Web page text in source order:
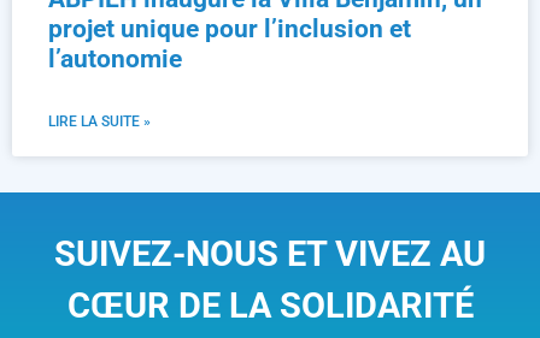
projet unique pour l’inclusion et
l’autonomie
LIRE LA SUITE »
SUIVEZ-NOUS ET VIVEZ AU
CŒUR DE LA SOLIDARITÉ